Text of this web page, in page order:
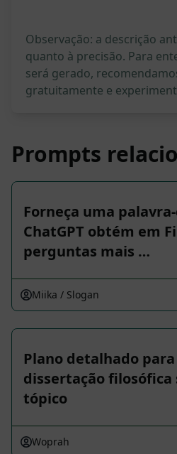
Observação: a descrição
quanto à precisão. Para
será gerado,
gratuitamente e
Prompts
Forneça uma
ChatGPT obtém em
perguntas mais …
Miika / Slogan
Plano detalhado
dissertação
tópico
Woprah